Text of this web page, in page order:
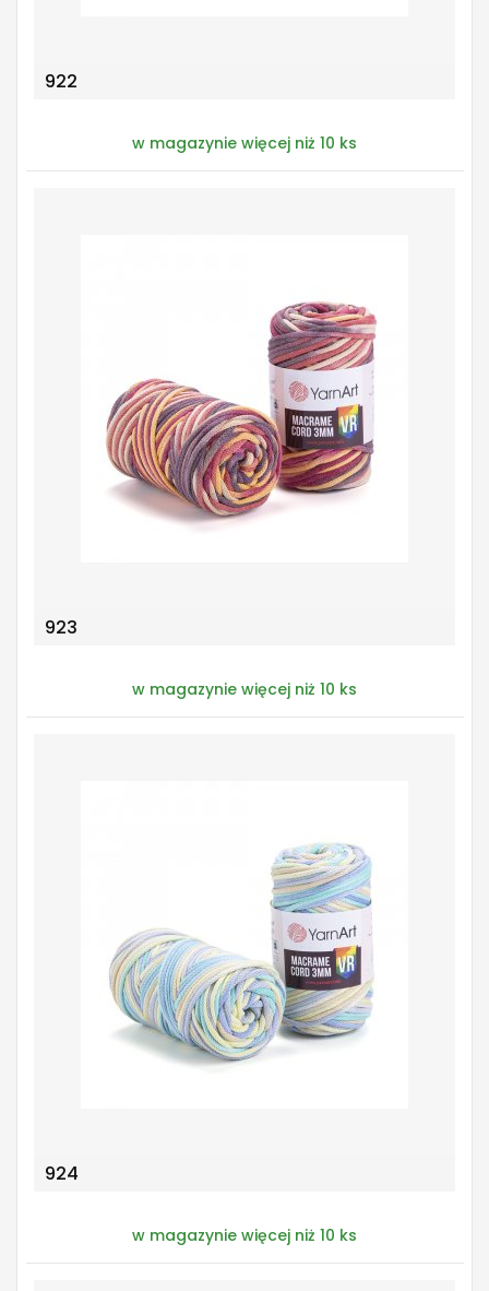
922
w magazynie więcej niż 10 ks
923
w magazynie więcej niż 10 ks
924
w magazynie więcej niż 10 ks